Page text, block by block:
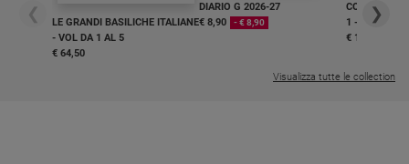
❮
LE GRANDI BASILICHE ITALIANE
- VOL DA 1 AL 5
€ 64,50
DIARIO G 2026-27
€ 8,90
- € 8,90
COLLANA
1 - 2
€ 18,50
❯
Visualizza tutte le collection